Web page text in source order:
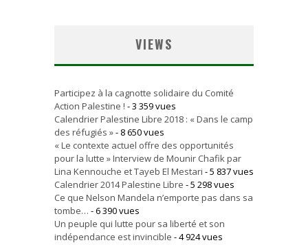
VIEWS
Participez à la cagnotte solidaire du Comité
Action Palestine ! - 3 359 vues
Calendrier Palestine Libre 2018 : « Dans le camp
des réfugiés »- 8 650 vues
« Le contexte actuel offre des opportunités
pour la lutte » Interview de Mounir Chafik par
Lina Kennouche et Tayeb El Mestari - 5 837 vues
Calendrier 2014 Palestine Libre - 5 298 vues
Ce que Nelson Mandela n’emporte pas dans sa
tombe… - 6 390 vues
Un peuple qui lutte pour sa liberté et son
indépendance est invincible - 4 924 vues